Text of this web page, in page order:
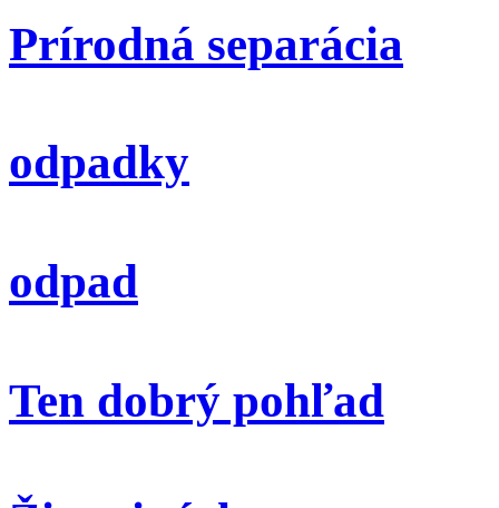
Prírodná separácia
odpadky
odpad
Ten dobrý pohľad